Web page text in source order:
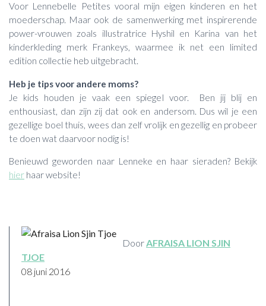
Voor Lennebelle Petites vooral mijn eigen kinderen en het
moederschap. Maar ook de samenwerking met inspirerende
power-vrouwen zoals illustratrice Hyshil en Karina van het
kinderkleding merk Frankeys, waarmee ik net een limited
edition collectie heb uitgebracht.
Heb je tips voor andere moms?
Je kids houden je vaak een spiegel voor. Ben jij blij en
enthousiast, dan zijn zij dat ook en andersom. Dus wil je een
gezellige boel thuis, wees dan zelf vrolijk en gezellig en probeer
te doen wat daarvoor nodig is!
Benieuwd geworden naar Lenneke en haar sieraden? Bekijk
hier haar website!
DoorAFRAISA LION SJIN
TJOE
08 juni 2016